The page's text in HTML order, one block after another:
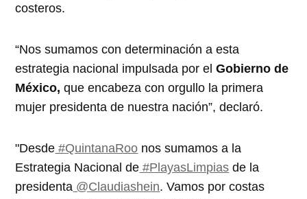
costeros.
“Nos sumamos con determinación a esta
estrategia nacional impulsada por elGobierno de
México, que encabeza con orgullo la primera
mujer presidenta de nuestra nación”, declaró.
"Desde #QuintanaRoo nos sumamos a la
Estrategia Nacional de #PlayasLimpias de la
presidenta @Claudiashein. Vamos por costas